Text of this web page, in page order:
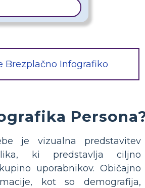
Brezplačno Infografiko
je vizualna predstavitev
lika, ki predstavlja ciljno
uporabnikov. Običajno
kot so demografija,